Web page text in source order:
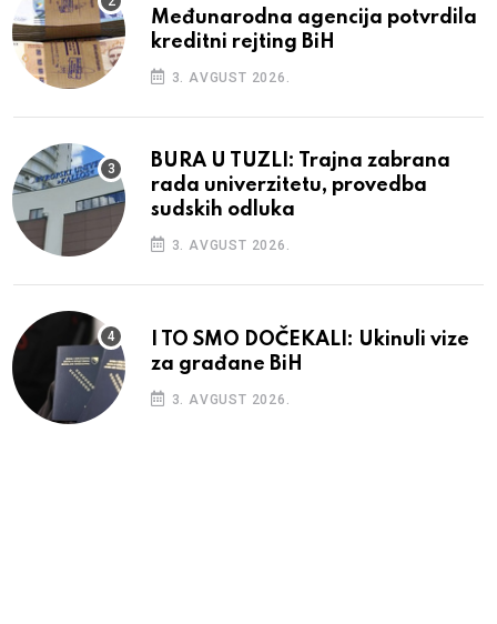
Međunarodna agencija potvrdila
kreditni rejting BiH
3. AVGUST 2026.
BURA U TUZLI: Trajna zabrana
rada univerzitetu, provedba
sudskih odluka
3. AVGUST 2026.
I TO SMO DOČEKALI: Ukinuli vize
za građane BiH
3. AVGUST 2026.